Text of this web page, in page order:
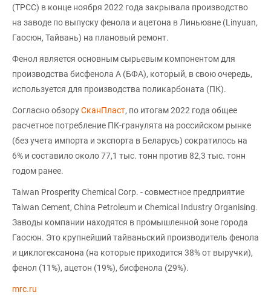
(TPCC) в конце ноября 2022 года закрывала производство
на заводе по выпуску фенола и ацетона в Линьюане (Linyuan,
Гаосюн, Тайвань) на плановый ремонт.
Фенол является основным сырьевым компонентом для
производства бисфенола А (БФА), который, в свою очередь,
используется для производства поликарбоната (ПК).
Согласно обзоруСканПласт, по итогам 2022 года общее
расчетное потребление ПК-гранулята на российском рынке
(без учета импорта и экспорта в Беларусь) сократилось на
6% и составило около 77,1 тыс. тонн против 82,3 тыс. тонн
годом ранее.
Taiwan Prosperity Chemical Corp. - совместное предприятие
Taiwan Cement, China Petroleum и Chemical Industry Organising.
Заводы компании находятся в промышленной зоне города
Гаосюн. Это крупнейший тайваньский производитель фенола
и циклогексанона (на которые приходится 38% от выручки),
фенол (11%), ацетон (19%), бисфенола (29%).
mrc.ru